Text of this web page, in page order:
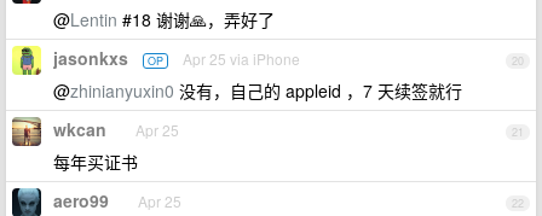
@Lentin #18 谢谢🙏，弄好了
20
jasonkxs OP Apr 25 via iPhone
@zhinianyuxin0 没有，自己的 appleid ，7 天续签就行
21
wkcan Apr 25
每年买证书
22
aero99 Apr 25